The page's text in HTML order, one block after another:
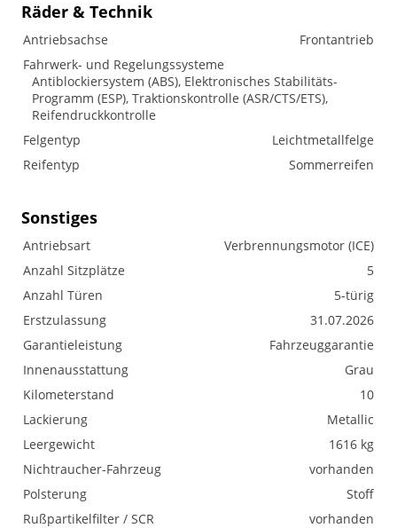
Räder & Technik
Antriebsachse
Frontantrieb
Fahrwerk- und Regelungssysteme
Antiblockiersystem (ABS), Elektronisches Stabilitäts-
Programm (ESP), Traktionskontrolle (ASR/CTS/ETS),
Reifendruckkontrolle
Felgentyp
Leichtmetallfelge
Reifentyp
Sommerreifen
Sonstiges
Antriebsart
Verbrennungsmotor (ICE)
Anzahl Sitzplätze
5
Anzahl Türen
5-türig
Erstzulassung
31.07.2026
Garantieleistung
Fahrzeuggarantie
Innenausstattung
Grau
Kilometerstand
10
Lackierung
Metallic
Leergewicht
1616 kg
Nichtraucher-Fahrzeug
vorhanden
Polsterung
Stoff
Rußpartikelfilter / SCR
vorhanden